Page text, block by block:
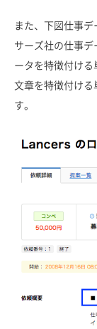
また、下図仕事
サーズ社の仕事
ータを特徴付ける
文章を特徴付ける
す。